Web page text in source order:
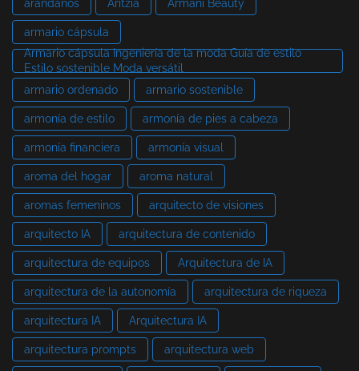
arándanos Aritzia Armani Beauty
armario cápsula
Armario cápsula Ingeniería de la moda Guía de estilo
Estilo sostenible Moda versátil
armario ordenado
armario sostenible
armonía de estilo armonía de pies a cabeza
armonía financiera armonía visual
aroma del hogar aroma natural
aromas femeninos arquitecto de visiones
arquitecto IA arquitectura de contenido
arquitectura de equipos Arquitectura de IA
arquitectura de la autonomía arquitectura de riqueza
arquitectura IA Arquitectura IA
arquitectura prompts arquitectura web